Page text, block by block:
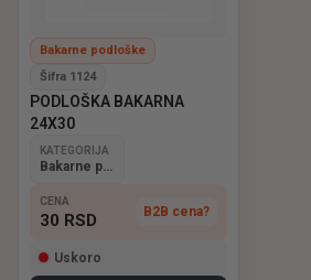
Bakarne podloške
Šifra 1124
PODLOŠKA BAKARNA
24X30
KATEGORIJA
Bakarne podloške
CENA
30 RSD B2B cena?
Uskoro